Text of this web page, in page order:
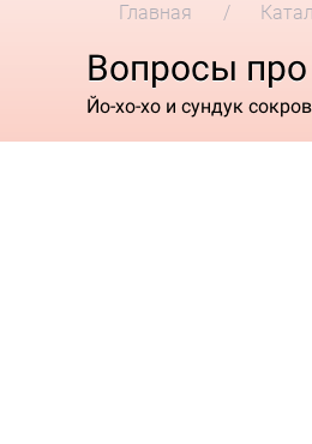
Главная
Вопросы про
Йо-хо-хо и сундук